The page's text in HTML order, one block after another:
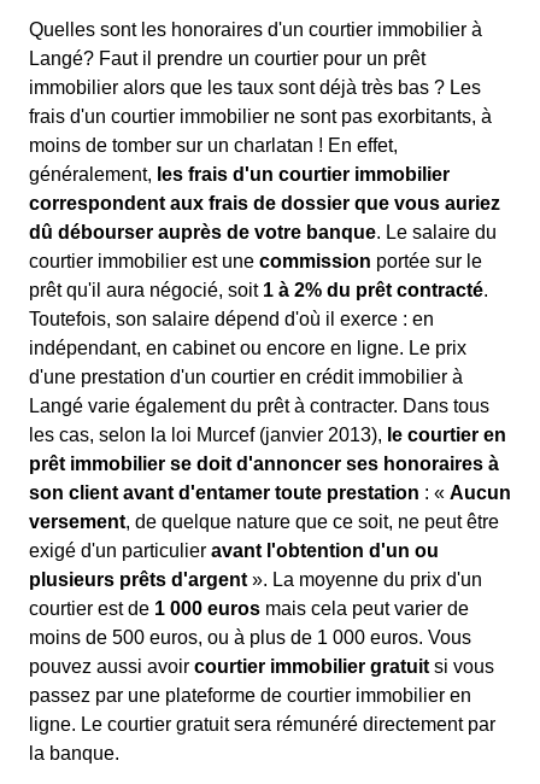
Quelles sont les honoraires d'un courtier immobilier à
Langé? Faut il prendre un courtier pour un prêt
immobilier alors que les taux sont déjà très bas ? Les
frais d'un courtier immobilier ne sont pas exorbitants, à
moins de tomber sur un charlatan ! En effet,
généralement, les frais d'un courtier immobilier
correspondent aux frais de dossier que vous auriez
dû débourser auprès de votre banque. Le salaire du
courtier immobilier est une commission portée sur le
prêt qu'il aura négocié, soit 1 à 2% du prêt contracté.
Toutefois, son salaire dépend d'où il exerce : en
indépendant, en cabinet ou encore en ligne. Le prix
d'une prestation d'un courtier en crédit immobilier à
Langé varie également du prêt à contracter. Dans tous
les cas, selon la loi Murcef (janvier 2013), le courtier en
prêt immobilier se doit d'annoncer ses honoraires à
son client avant d'entamer toute prestation : « Aucun
versement, de quelque nature que ce soit, ne peut être
exigé d'un particulier avant l'obtention d'un ou
plusieurs prêts d'argent ». La moyenne du prix d'un
courtier est de 1 000 euros mais cela peut varier de
moins de 500 euros, ou à plus de 1 000 euros. Vous
pouvez aussi avoir courtier immobilier gratuit si vous
passez par une plateforme de courtier immobilier en
ligne. Le courtier gratuit sera rémunéré directement par
la banque.